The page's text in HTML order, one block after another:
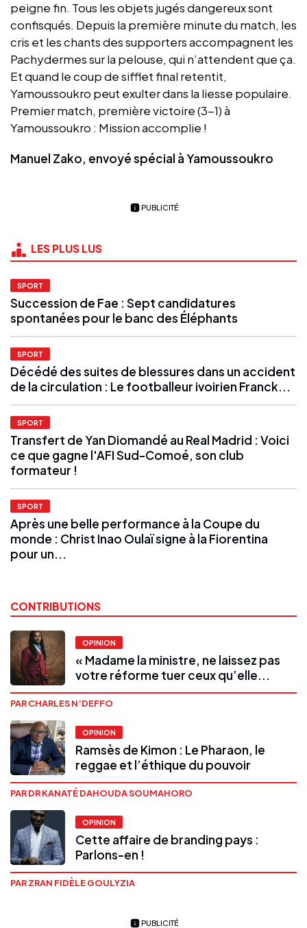
peigne fin. Tous les objets jugés dangereux sont
confisqués. Depuis la première minute du match, les
cris et les chants des supporters accompagnent les
Pachydermes sur la pelouse, qui n’attendent que ça.
Et quand le coup de sifflet final retentit,
Yamoussoukro peut exulter dans la liesse populaire.
Premier match, première victoire (3-1) à
Yamoussoukro : Mission accomplie !
Manuel Zako, envoyé spécial à Yamoussoukro
PUBLICITÉ
LES PLUS LUS
SPORT
Succession de Fae : Sept candidatures
spontanées pour le banc des Éléphants
SPORT
Décédé des suites de blessures dans un accident
de la circulation : Le footballeur ivoirien Franck...
SPORT
Transfert de Yan Diomandé au Real Madrid : Voici
ce que gagne l'AFI Sud-Comoé, son club
formateur !
SPORT
Après une belle performance à la Coupe du
monde : Christ Inao Oulaï signe à la Fiorentina
pour un...
CONTRIBUTIONS
OPINION
« Madame la ministre, ne laissez pas
votre réforme tuer ceux qu’elle...
PAR CHARLES N’DEFFO
OPINION
Ramsès de Kimon : Le Pharaon, le
reggae et l’éthique du pouvoir
PAR DR KANATÉ DAHOUDA SOUMAHORO
OPINION
Cette affaire de branding pays :
Parlons-en !
PAR ZRAN FIDÈLE GOULYZIA
PUBLICITÉ